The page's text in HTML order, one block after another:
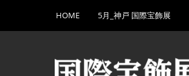
キ
し
to
HOME 5月_神戸 国際宝飾展